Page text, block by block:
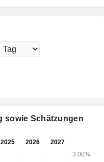
sowie Schätzungen